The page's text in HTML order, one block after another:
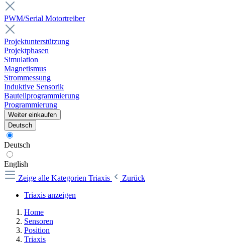
PWM/Serial Motortreiber
Projektunterstützung
Projektphasen
Simulation
Magnetismus
Strommessung
Induktive Sensorik
Bauteilprogrammierung
Programmierung
Weiter einkaufen
Deutsch
Deutsch
English
Zeige alle Kategorien Triaxis
Zurück
Triaxis anzeigen
Home
Sensoren
Position
Triaxis